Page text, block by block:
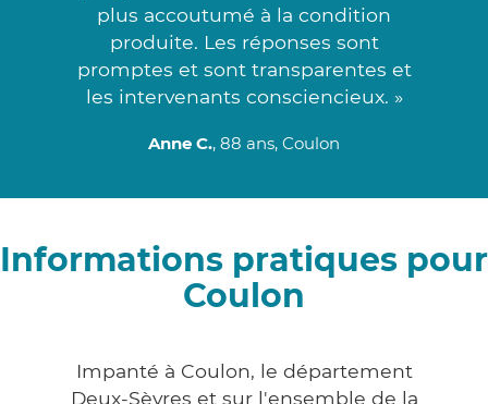
plus accoutumé à la condition
produite. Les réponses sont
promptes et sont transparentes et
les intervenants consciencieux. »
Anne C., 88 ans, Coulon
Informations pratiques pour
Coulon
Impanté à Coulon, le département
Deux-Sèvres et sur l'ensemble de la